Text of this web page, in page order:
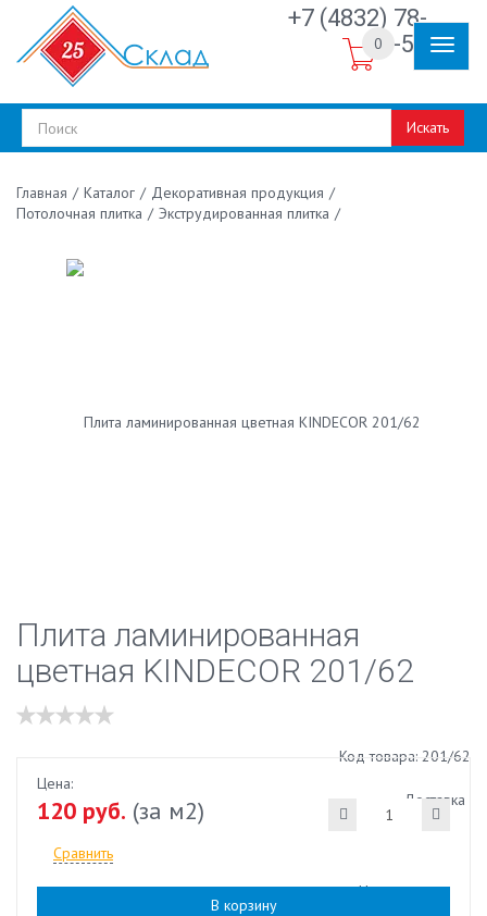
+7 (4832) 78-
30-50
Искать
0
Главная / Каталог / Декоративная продукция /
Потолочная плитка / Экструдированная плитка /
Плита ламинированная
цветная KINDECOR 201/62
Наличие:есть
Код товара: 201/62
Доставка
Цена:
120 руб. (за м2)
Сравнить
В корзину